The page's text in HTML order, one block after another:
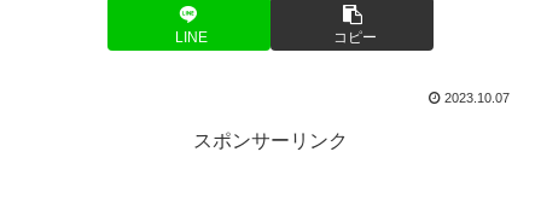
LINE コピー
2023.10.07
スポンサーリンク